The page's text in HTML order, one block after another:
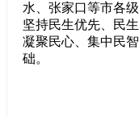
水、张家口等市各
坚持民生优先、民
凝聚民心、集中民
础。